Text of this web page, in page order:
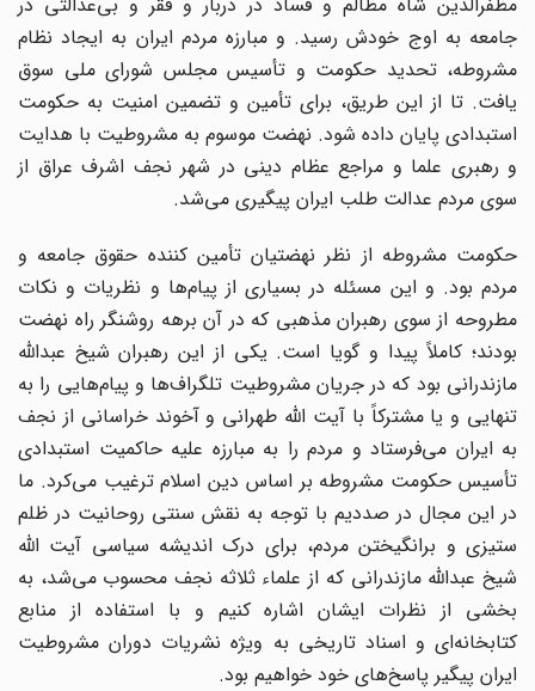
جامعه به اوج خودش رسید. و مبارزه مردم ایران به ایجاد نظام
مشروطه، تحدید حکومت و تأسیس مجلس شورای ملی سوق
یافت. تا از این طریق، برای تأمین و تضمین امنیت به حکومت
استبدادی پایان داده شود. نهضت موسوم به مشروطیت با هدایت
و رهبری علما و مراجع عظام دینی در شهر نجف اشرف عراق از
سوی مردم عدالت طلب ایران پیگیری می‌شد.
حکومت مشروطه از نظر نهضتیان تأمین کننده حقوق جامعه و
مردم بود. و این مسئله در بسیاری از پیام‌ها و نظریات و نکات
مطروحه از سوی رهبران مذهبی که در آن برهه روشنگر راه نهضت
بودند؛ کاملاً پیدا و گویا است. یکی از این رهبران شیخ عبدالله
مازندرانی بود که در جریان مشروطیت تلگراف‌ها و پیام‌هایی را به
تنهایی و یا مشترکاً با آیت الله طهرانی و آخوند خراسانی از نجف
به ایران می‌فرستاد و مردم را به مبارزه علیه حاکمیت استبدادی
تأسیس حکومت مشروطه بر اساس دین اسلام ترغیب می‌کرد. ما
در این مجال در صددیم با توجه به نقش سنتی روحانیت در ظلم
ستیزی و برانگیختن مردم، برای درک اندیشه سیاسی آیت الله
شیخ عبدالله مازندرانی که از علماء ثلاثه نجف محسوب می‌شد، به
بخشی از نظرات ایشان اشاره کنیم و با استفاده از منابع
کتابخانه‌ای و اسناد تاریخی به ویژه نشریات دوران مشروطیت
ایران پیگیر پاسخ‌های خود خواهیم بود.